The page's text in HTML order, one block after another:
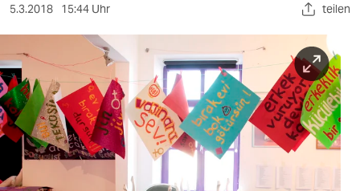
sport
berlin
nord
wahrheit
5.3.2018 15:44 Uhr teilen